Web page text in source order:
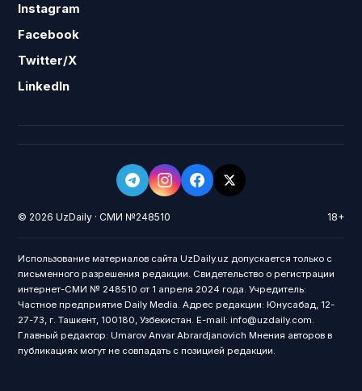
Instagram
Facebook
Twitter/X
LinkedIn
© 2026 UzDaily · СМИ №248510 18+
Использование материалов сайта UzDaily.uz допускается только с
письменного разрешения редакции. Свидетельство о регистрации
интернет-СМИ № 248510 от 1 апреля 2024 года. Учредитель:
Частное предприятие Daily Media. Адрес редакции: Юнусабад, 12-
27-73, г. Ташкент, 100180, Узбекистан. E-mail: info@uzdaily.com.
Главный редактор: Umarov Anvar Abrardjanovich Мнения авторов в
публикациях могут не совпадать с позицией редакции.